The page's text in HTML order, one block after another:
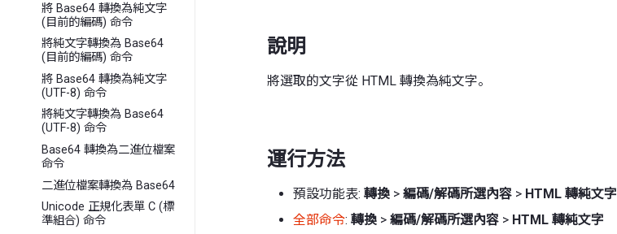
將 Base64 轉換為純文字
(目前的編碼) 命令
將純文字轉換為 Base64
(目前的編碼) 命令
將 Base64 轉換為純文字
(UTF-8) 命令
將純文字轉換為 Base64
(UTF-8) 命令
Base64 轉換為二進位檔案
命令
二進位檔案轉換為 Base64
Unicode 正規化表單 C (標
準組合) 命令
說明
將選取的文字從 HTML 轉換為純文字。
運行方法
預設功能表: 轉換 > 編碼/解碼所選內容 > HTML 轉純文字
全部命令: 轉換 > 編碼/解碼所選內容 > HTML 轉純文字